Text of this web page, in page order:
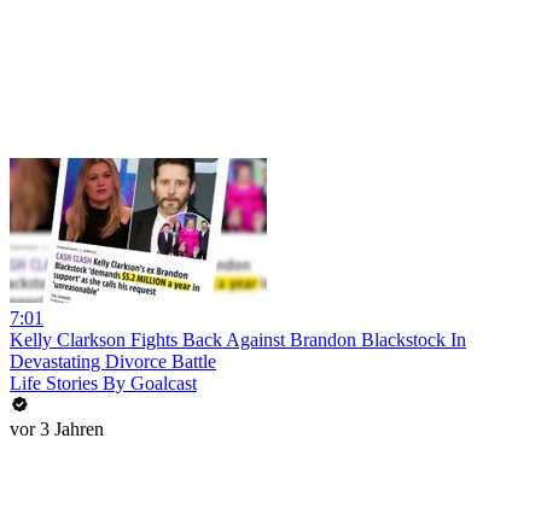
7:01
Kelly Clarkson Fights Back Against Brandon Blackstock In
Devastating Divorce Battle
Life Stories By Goalcast
vor 3 Jahren